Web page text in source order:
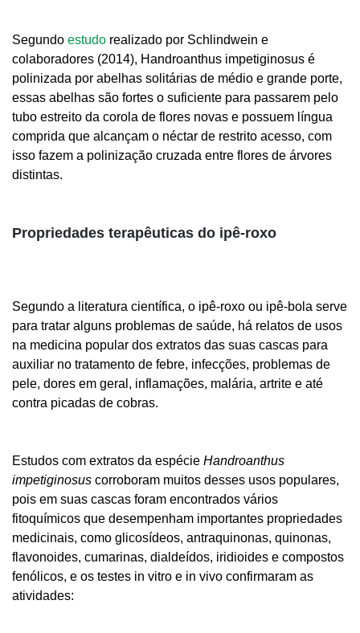
Segundo estudo realizado por Schlindwein e
colaboradores (2014), Handroanthus impetiginosus é
polinizada por abelhas solitárias de médio e grande porte,
essas abelhas são fortes o suficiente para passarem pelo
tubo estreito da corola de flores novas e possuem língua
comprida que alcançam o néctar de restrito acesso, com
isso fazem a polinização cruzada entre flores de árvores
distintas.
Propriedades terapêuticas do ipê-roxo
Segundo a literatura científica, o ipê-roxo ou ipê-bola serve
para tratar alguns problemas de saúde, há relatos de usos
na medicina popular dos extratos das suas cascas para
auxiliar no tratamento de febre, infecções, problemas de
pele, dores em geral, inflamações, malária, artrite e até
contra picadas de cobras.
Estudos com extratos da espécie Handroanthus
impetiginosus corroboram muitos desses usos populares,
pois em suas cascas foram encontrados vários
fitoquímicos que desempenham importantes propriedades
medicinais, como glicosídeos, antraquinonas, quinonas,
flavonoides, cumarinas, dialdeídos, iridioides e compostos
fenólicos, e os testes in vitro e in vivo confirmaram as
atividades: